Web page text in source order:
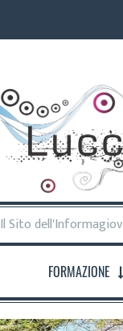
Il Sito
FORMAZIONE